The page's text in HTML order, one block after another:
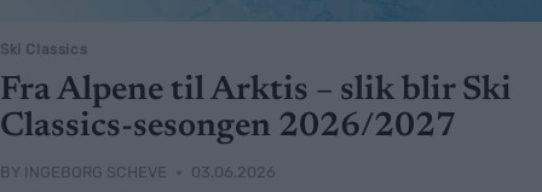
Ski Classics
Fra Alpene til Arktis – slik blir Ski
Classics-sesongen 2026/2027
BY INGEBORG SCHEVE 03.06.2026